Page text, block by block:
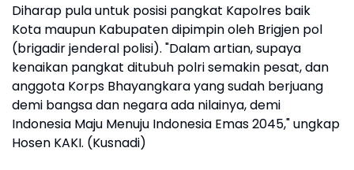
Diharap pula untuk posisi pangkat Kapolres baik
Kota maupun Kabupaten dipimpin oleh Brigjen pol
(brigadir jenderal polisi). "Dalam artian, supaya
kenaikan pangkat ditubuh polri semakin pesat, dan
anggota Korps Bhayangkara yang sudah berjuang
demi bangsa dan negara ada nilainya, demi
Indonesia Maju Menuju Indonesia Emas 2045," ungkap
Hosen KAKI. (Kusnadi)